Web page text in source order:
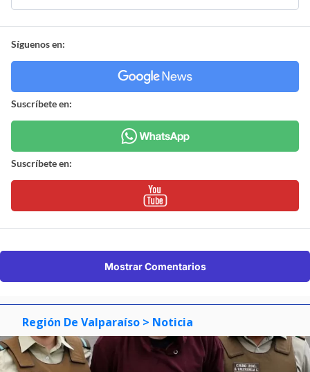
Síguenos en:
Suscríbete en:
Suscríbete en:
Mostrar Comentarios
Región De Valparaíso > Noticia